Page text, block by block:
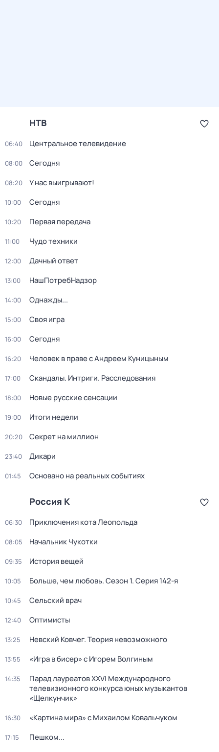
НТВ
06:40 Центральное телевидение
08:00 Сегодня
08:20 У нас выигрывают!
10:00 Сегодня
10:20 Первая передача
11:00 Чудо техники
12:00 Дачный ответ
13:00 НашПотребНадзор
14:00 Однажды...
15:00 Своя игра
16:00 Сегодня
16:20 Человек в праве с Андреем Куницыным
17:00 Скандалы. Интриги. Расследования
18:00 Новые русские сенсации
19:00 Итоги недели
20:20 Секрет на миллион
23:40 Дикари
01:45 Основано на реальных событиях
Россия К
06:30 Приключения кота Леопольда
08:05 Начальник Чукотки
09:35 История вещей
10:05 Больше, чем любовь. Сезон 1. Серия 142-я
10:45 Сельский врач
12:40 Оптимисты
13:25 Невский Ковчег. Теория невозможного
13:55 «Игра в бисер» с Игорем Волгиным
14:35
Парад лауреатов XXVI Международного
телевизионного конкурса юных музыкантов
«Щелкунчик»
16:30 «Картина мира» с Михаилом Ковальчуком
17:15 Пешком...